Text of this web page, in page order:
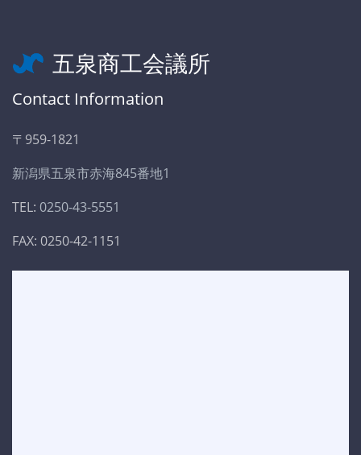
五泉商工会議所
Contact Information
〒959-1821
新潟県五泉市赤海845番地1
TEL: 0250-43-5551
FAX: 0250-42-1151